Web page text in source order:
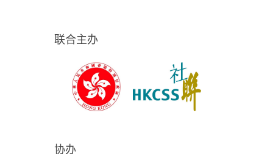
联合主办
协办